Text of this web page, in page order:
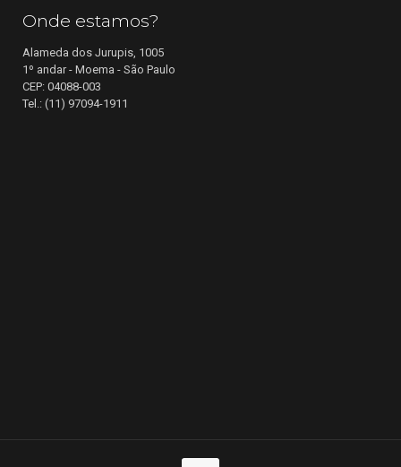
Onde estamos?
Alameda dos Jurupis, 1005
1º andar - Moema - São Paulo
CEP: 04088-003
Tel.: (11) 97094-1911